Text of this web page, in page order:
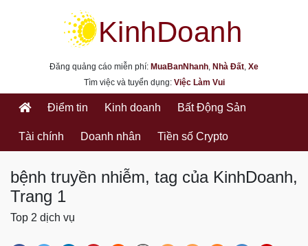
kinhdoanh.muabannhanh.com
Đăng quảng cáo miễn phí: MuaBanNhanh, Nhà Đất, Xe
Tìm việc và tuyển dụng: Việc Làm Vui
Điểm tin Kinh doanh Bất Động Sản
Tài chính Doanh nhân Tiền số Crypto
bệnh truyền nhiễm, tag của KinhDoanh,
Trang 1
Top 2 dịch vụ